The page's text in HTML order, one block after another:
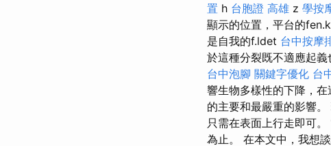
置 h 台胞證 高雄 z 學按
顯示的位置，平台的
是自我的f.ldet 台中按摩
於這種分裂既不適應起
台中泡腳 關鍵字優化 台
響生物多樣性的下降，
的主要和最嚴重的影響
只需在表面上行走即可
為止。 在本文中，我想